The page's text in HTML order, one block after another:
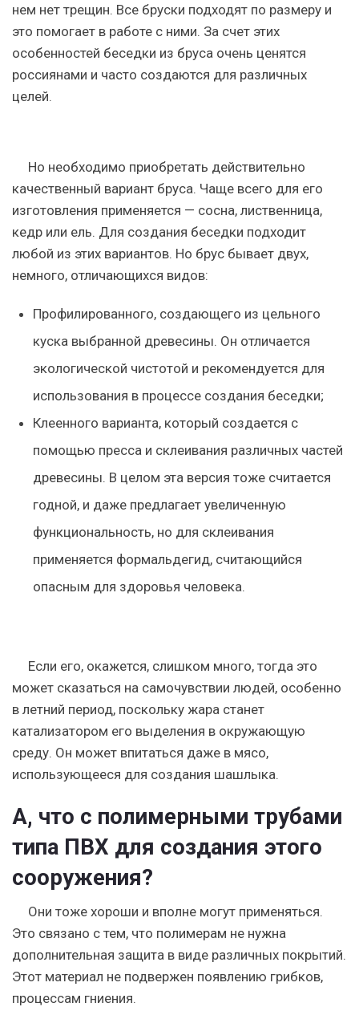
нем нет трещин. Все бруски подходят по размеру и
это помогает в работе с ними. За счет этих
особенностей беседки из бруса очень ценятся
россиянами и часто создаются для различных
целей.
Но необходимо приобретать действительно
качественный вариант бруса. Чаще всего для его
изготовления применяется — сосна, лиственница,
кедр или ель. Для создания беседки подходит
любой из этих вариантов. Но брус бывает двух,
немного, отличающихся видов:
Профилированного, создающего из цельного
куска выбранной древесины. Он отличается
экологической чистотой и рекомендуется для
использования в процессе создания беседки;
Клеенного варианта, который создается с
помощью пресса и склеивания различных частей
древесины. В целом эта версия тоже считается
годной, и даже предлагает увеличенную
функциональность, но для склеивания
применяется формальдегид, считающийся
опасным для здоровья человека.
Если его, окажется, слишком много, тогда это
может сказаться на самочувствии людей, особенно
в летний период, поскольку жара станет
катализатором его выделения в окружающую
среду. Он может впитаться даже в мясо,
использующееся для создания шашлыка.
А, что с полимерными трубами
типа ПВХ для создания этого
сооружения?
Они тоже хороши и вполне могут применяться.
Это связано с тем, что полимерам не нужна
дополнительная защита в виде различных покрытий.
Этот материал не подвержен появлению грибков,
процессам гниения.